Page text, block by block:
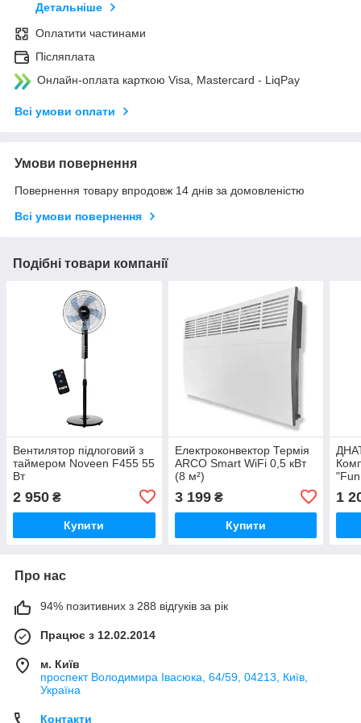
Детальніше
Оплатити частинами
Післяплата
Онлайн-оплата карткою Visa, Mastercard - LiqPay
Всі умови оплати
Умови повернення
Повернення товару впродовж 14 днів за домовленістю
Всі умови повернення
Подібні товари компанії
Вентилятор підлоговий з
таймером Noveen F455 55
Вт
2 950 ₴
Купити
Електроконвектор Термія
ARCO Smart WiFi 0,5 кВт
(8 м²)
3 199₴
Купити
1
Про нас
94% позитивних з 288 відгуків за рік
Працює з 12.02.2014
м. Київ
проспект Володимира Івасюка, 64/59, 04213, Київ,
Україна
Контакти